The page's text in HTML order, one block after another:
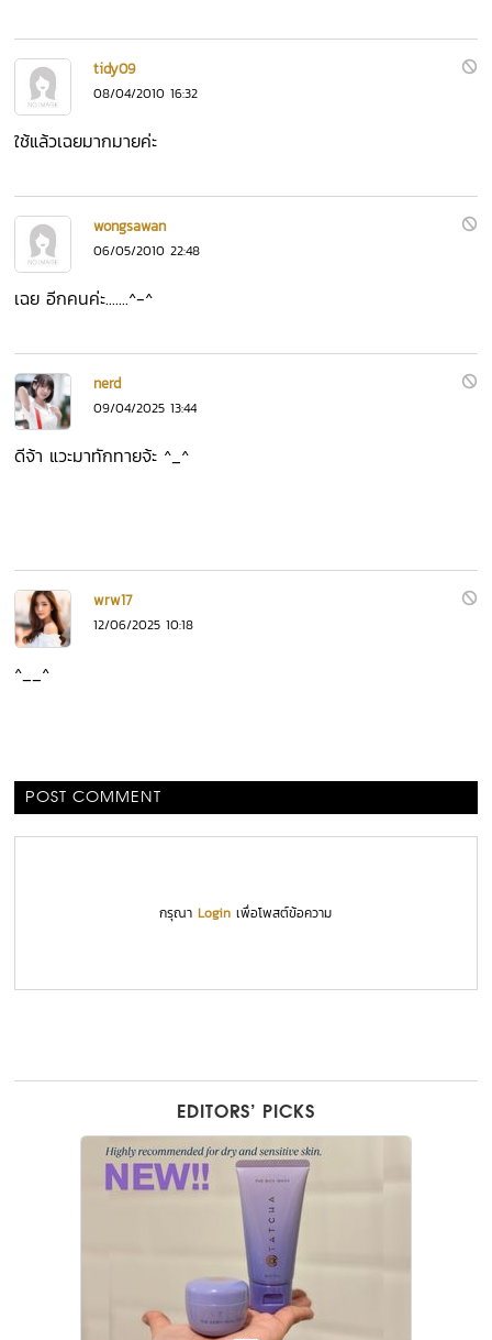
tidy09
08/04/2010 16:32
ใช้แล้วเฉยมากมายค่ะ
wongsawan
06/05/2010 22:48
เฉย อีกคนค่ะ.......^-^
nerd
09/04/2025 13:44
ดีจ้า แวะมาทักทายจ้ะ ^_^
wrw17
12/06/2025 10:18
^__^
POST COMMENT
กรุณาLogin เพื่อโพสต์ข้อความ
EDITORS’ PICKS